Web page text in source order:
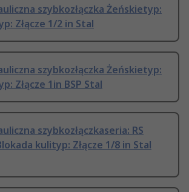
szybkozłączka Żeńskietyp:
Złącze 1/2 in Stal
szybkozłączka Żeńskietyp:
Złącze 1in BSP Stal
szybkozłączkaseria: RS
kulityp: Złącze 1/8 in Stal